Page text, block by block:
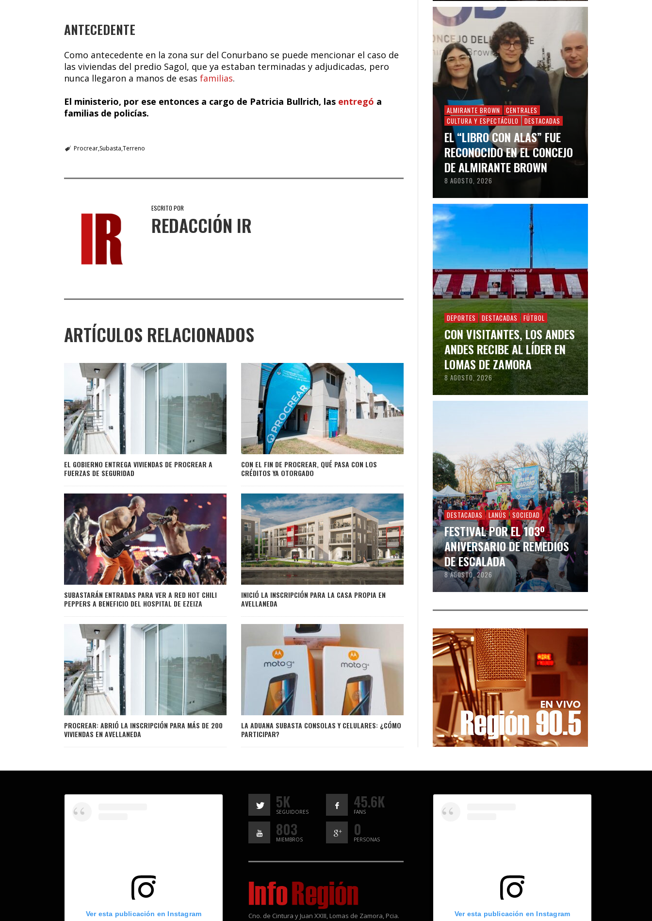
ANTECEDENTE
Como antecedente en la zona sur del Conurbano se puede mencionar el caso de
las viviendas del predio Sagol, que ya estaban terminadas y adjudicadas, pero
nunca llegaron a manos de esas familias.
El ministerio, por ese entonces a cargo de Patricia Bullrich, las entregó a
familias de policías.
ProcrearSubasta Terreno
ESCRITO POR
REDACCIÓN IR
ARTÍCULOS RELACIONADOS
EL GOBIERNO ENTREGA VIVIENDAS DE PROCREAR A
FUERZAS DE SEGURIDAD
CON EL FIN DE PROCREAR, QUÉ PASA CON LOS
CRÉDITOS YA OTORGADO
SUBASTARÁN ENTRADAS PARA VER A RED HOT CHILI
PEPPERS A BENEFICIO DEL HOSPITAL DE EZEIZA
INICIÓ LA INSCRIPCIÓN PARA LA CASA PROPIA EN
AVELLANEDA
PROCREAR: ABRIÓ LA INSCRIPCIÓN PARA MÁS DE 200
VIVIENDAS EN AVELLANEDA
LA ADUANA SUBASTA CONSOLAS Y CELULARES: ¿CÓMO
PARTICIPAR?
ALMIRANTE BROWN
CENTRALES
CULTURA Y ESPECTÁCULO
DESTACADAS
EL “LIBRO CON ALAS” FUE
RECONOCIDO EN EL CONCEJO
DE ALMIRANTE BROWN
8 AGOSTO, 2026
DEPORTES DESTACADAS FÚTBOL
CON VISITANTES, LOS ANDES
ANDES RECIBE AL LÍDER EN
LOMAS DE ZAMORA
8 AGOSTO, 2026
DESTACADAS LANÚS SOCIEDAD
FESTIVAL POR EL 103º
ANIVERSARIO DE REMEDIOS
DE ESCALADA
8 AGOSTO, 2026
Ver esta publicación en Instagram
5K
SEGUIDORES
45.6K
FANS
803
MIEMBROS
0
PERSONAS
Cno. de Cintura y Juan XXIII, Lomas de Zamora, Pcia. Ver esta publicación en Instagram